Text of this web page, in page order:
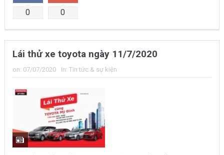
0 0
Lái thử xe toyota ngày 11/7/2020
on: 07/07/2020 In: Tin tức & sự kiện